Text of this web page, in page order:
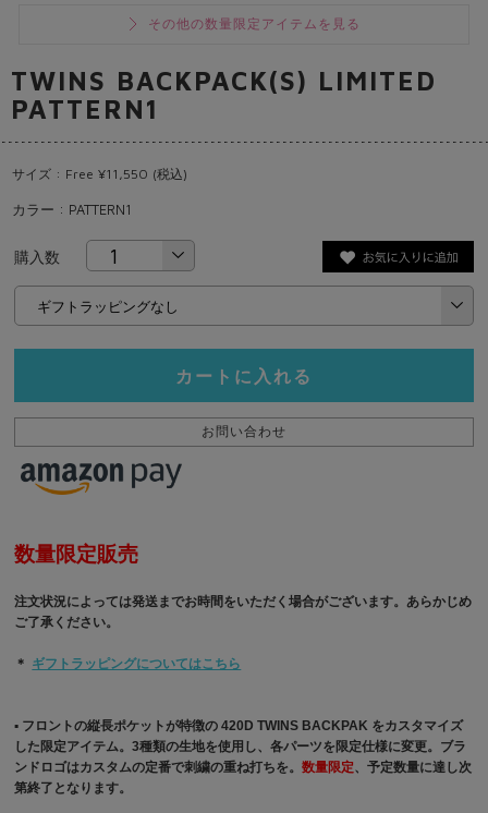
その他の数量限定アイテムを見る
TWINS BACKPACK(S) LIMITED
PATTERN1
サイズ : Free ¥11,550 (税込)
カラー : PATTERN1
購入数
カートに入れる
お問い合わせ
数量限定販売
注文状況によっては発送までお時間をいただく場合がございます。あらかじめ
ご了承ください。
＊ ギフトラッピングについてはこちら
▪︎ フロントの縦長ポケットが特徴の 420D TWINS BACKPAK をカスタマイズ
した限定アイテム。3種類の生地を使用し、各パーツを限定仕様に変更。ブラ
ンドロゴはカスタムの定番で刺繍の重ね打ちを。 数量限定、予定数量に達し次
第終了となります。